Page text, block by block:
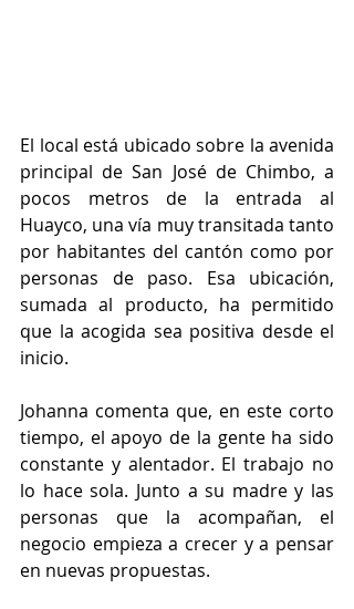
El local está ubicado sobre la avenida
principal de San José de Chimbo, a
pocos metros de la entrada al
Huayco, una vía muy transitada tanto
por habitantes del cantón como por
personas de paso. Esa ubicación,
sumada al producto, ha permitido
que la acogida sea positiva desde el
inicio.
Johanna comenta que, en este corto
tiempo, el apoyo de la gente ha sido
constante y alentador. El trabajo no
lo hace sola. Junto a su madre y las
personas que la acompañan, el
negocio empieza a crecer y a pensar
en nuevas propuestas.